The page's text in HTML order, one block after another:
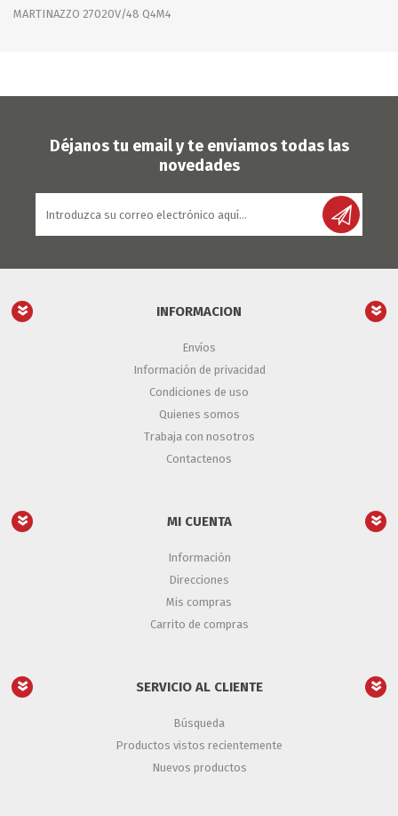
MARTINAZZO 27020V/48 Q4M4
Déjanos tu email y te enviamos todas las
novedades
INFORMACION
Envíos
Información de privacidad
Condiciones de uso
Quienes somos
Trabaja con nosotros
Contactenos
MI CUENTA
Información
Direcciones
Mis compras
Carrito de compras
SERVICIO AL CLIENTE
Búsqueda
Productos vistos recientemente
Nuevos productos